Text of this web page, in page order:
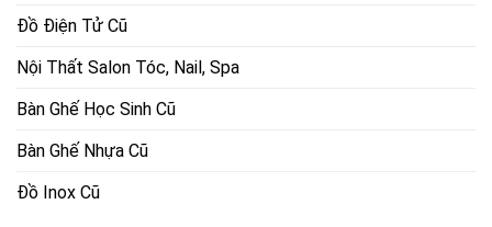
Đồ Điện Tử Cũ
Nội Thất Salon Tóc, Nail, Spa
Bàn Ghế Học Sinh Cũ
Bàn Ghế Nhựa Cũ
Đồ Inox Cũ